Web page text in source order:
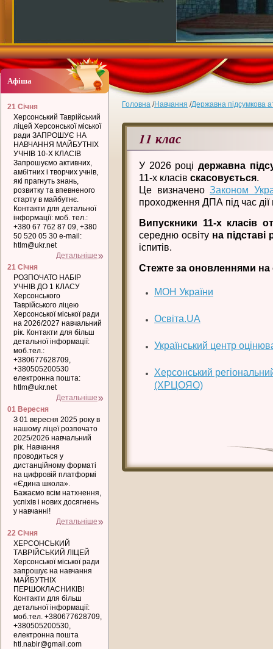
Головна /Навчання /Державна підсумкова
11 клас
У 2026 році державна
11-х класів скасовується.
Це визначено Законом
проходження ДПА під час дії
Випускники 11-х класів
середню освіту на підставі
іспитів.
Стежте за оновленнями на
МОН України
Освіта.UA
Український центр
Херсонський
(ХРЦОЯО)
Афіша
21 Січня
Херсонський Таврійський
ліцей Херсонської міської
ради ЗАПРОШУЄ НА
НАВЧАННЯ МАЙБУТНІХ
УЧНІВ 10-Х КЛАСІВ
Запрошуємо активних,
амбітних і творчих учнів,
які прагнуть знань,
розвитку та впевненого
старту в майбутнє.
Контакти для детальної
інформації: моб. тел.:
+380 67 762 87 09, +380
50 520 05 30 e-mail:
htlm@ukr.net
Детальніше
21 Січня
РОЗПОЧАТО НАБІР
УЧНІВ ДО 1 КЛАСУ
Херсонського
Таврійського ліцею
Херсонської міської ради
на 2026/2027 навчальний
рік. Контакти для більш
детальної інформації:
моб.тел.:
+380677628709,
+380505200530
електронна пошта:
htlm@ukr.net
Детальніше
01 Вересня
З 01 вересня 2025 року в
нашому ліцеї розпочато
2025/2026 навчальний
рік. Навчання
проводиться у
дистанційному форматі
на цифровій платформі
«Єдина школа».
Бажаємо всім натхнення,
успіхів і нових досягнень
у навчанні!
Детальніше
22 Січня
ХЕРСОНСЬКИЙ
ТАВРІЙСЬКИЙ ЛІЦЕЙ
Херсонської міської ради
запрошує на навчання
МАЙБУТНІХ
ПЕРШОКЛАСНИКІВ!
Контакти для більш
детальної інформації:
моб.тел. +380677628709,
+380505200530,
електронна пошта
htl.nabir@gmail.com